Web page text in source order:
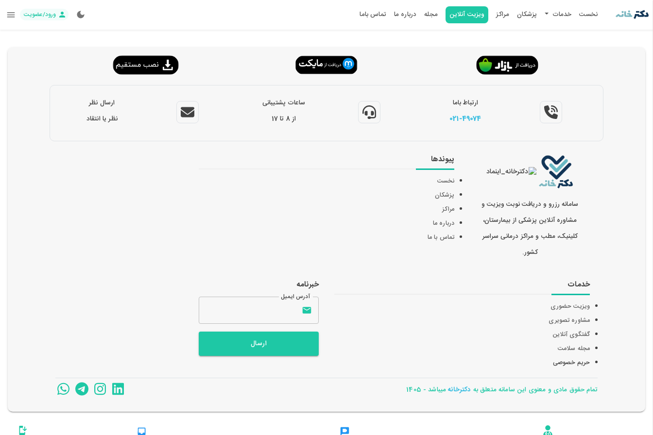
نخست خدمات پزشکان مراکز ویزیت آنلاین مجله درباره ما تماس باما ورود/عضویت
ارتباط باما
021-49074
ساعات پشتیبانی
از 8 تا 17
ارسال نظر
نظر یا انتقاد
سامانه رزرو و دریافت نوبت ویزیت و
مشاوره آنلاین پزشکی از بیمارستان،
کلینیک، مطب و مراکز درمانی سراسر
کشور.
پیوندها
نخست
پزشکان
مراکز
درباره ما
تماس با ما
خدمات
ویزیت حضوری
مشاوره تصویری
گفتگوی آنلاین
مجله سلامت
حریم خصوصی
خبرنامه
آدرس ایمیل
ارسال
تمام حقوق مادی و معنوی این سامانه متعلق به دکترخانهمیباشد - 1405